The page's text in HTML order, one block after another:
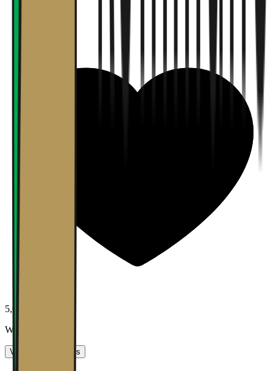
5,0
Work-life balance
Vurder arbeidsplass